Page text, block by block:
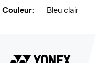
Couleur:
Bleu clair